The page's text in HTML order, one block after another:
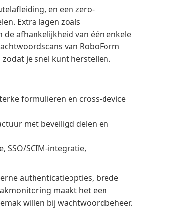
en een zero-
Extra lagen zoals
afhankelijkheid van één enkele
van RoboForm
je snel kunt herstellen.
formulieren en cross-device
met beveiligd delen en
SSO/SCIM-integratie,
authenticatieopties, brede
maakt het een
willen bij wachtwoordbeheer.